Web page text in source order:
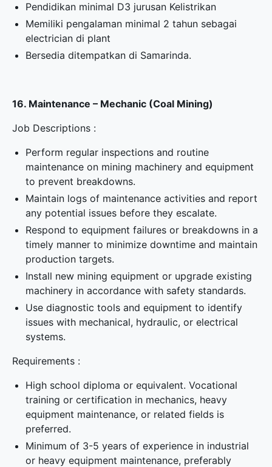
Pendidikan minimal D3 jurusan Kelistrikan
Memiliki pengalaman minimal 2 tahun sebagai
electrician di plant
Bersedia ditempatkan di Samarinda.
16. Maintenance – Mechanic (Coal Mining)
Job Descriptions :
Perform regular inspections and routine
maintenance on mining machinery and equipment
to prevent breakdowns.
Maintain logs of maintenance activities and report
any potential issues before they escalate.
Respond to equipment failures or breakdowns in a
timely manner to minimize downtime and maintain
production targets.
Install new mining equipment or upgrade existing
machinery in accordance with safety standards.
Use diagnostic tools and equipment to identify
issues with mechanical, hydraulic, or electrical
systems.
Requirements :
High school diploma or equivalent. Vocational
training or certification in mechanics, heavy
equipment maintenance, or related fields is
preferred.
Minimum of 3-5 years of experience in industrial
or heavy equipment maintenance, preferably